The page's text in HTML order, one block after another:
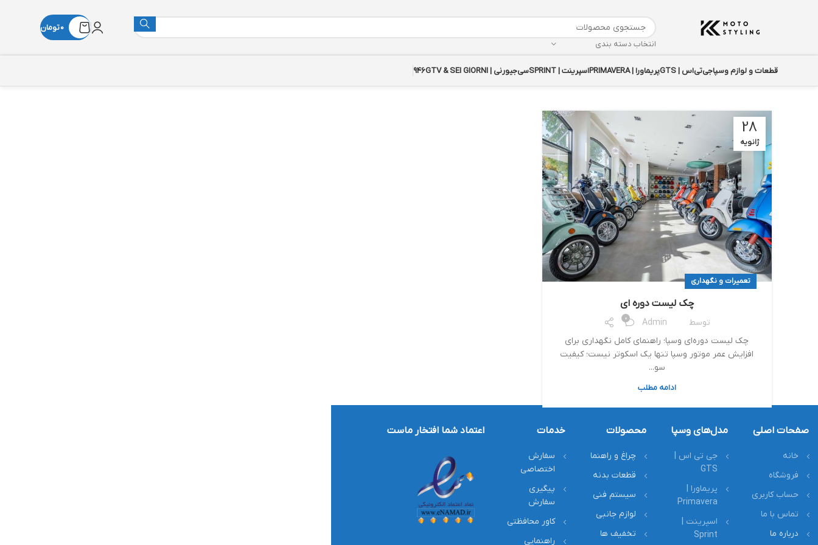
انتخاب دسته بندی
0تومان
قطعات و لوازم وسپاجی‌تی‌اس | GTS پریماورا | PRIMAVERA اسپرینت | SPRINT سی‌جیورنی | GTV & SEI GIORNI 946
28
ژانویه
تعمیرات و نگهداری
چک لیست دوره ای
توسط Admin
0
چک لیست دوره‌ای وسپا؛ راهنمای کامل نگهداری برای
افزایش عمر موتور وسپا تنها یک اسکوتر نیست؛ کیفیت
سو...
ادامه مطلب
صفحات اصلی
خانه
فروشگاه
حساب کاربری
تماس با ما
درباره ما
مدل‌های وسپا
جی تی اس |
GTS
پریماورا |
Primavera
اسپرینت |
Sprint
محصولات
چراغ و راهنما
قطعات بدنه
سیستم فنی
لوازم جانبی
تخفیف ها
خدمات
سفارش
اختصاصی
پیگیری
سفارش
کاور محافظتی
راهنمایی
اعتماد شما افتخار ماست